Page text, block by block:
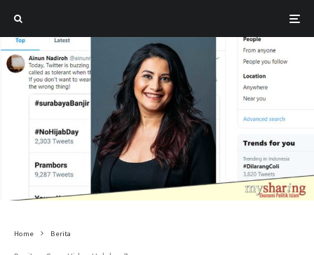
Home Berita